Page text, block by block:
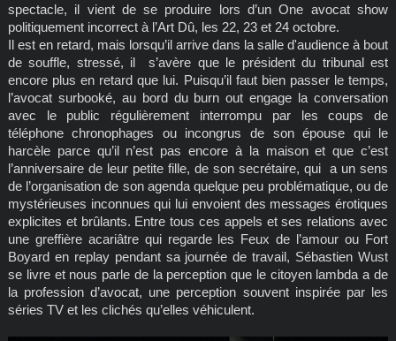
spectacle, il vient de se produire lors d’un One avocat show
politiquement incorrect à l’Art Dû, les 22, 23 et 24 octobre.
Il est en retard, mais lorsqu’il arrive dans la salle d'audience à bout
de souffle, stressé, il s’avère que le président du tribunal est
encore plus en retard que lui. Puisqu’il faut bien passer le temps,
l’avocat surbooké, au bord du burn out engage la conversation
avec le public régulièrement interrompu par les coups de
téléphone chronophages ou incongrus de son épouse qui le
harcèle parce qu’il n’est pas encore à la maison et que c’est
l’anniversaire de leur petite fille, de son secrétaire, qui a un sens
de l’organisation de son agenda quelque peu problématique, ou de
mystérieuses inconnues qui lui envoient des messages érotiques
explicites et brûlants. Entre tous ces appels et ses relations avec
une greffière acariâtre qui regarde les Feux de l’amour ou Fort
Boyard en replay pendant sa journée de travail, Sébastien Wust
se livre et nous parle de la perception que le citoyen lambda a de
la profession d’avocat, une perception souvent inspirée par les
séries TV et les clichés qu’elles véhiculent.